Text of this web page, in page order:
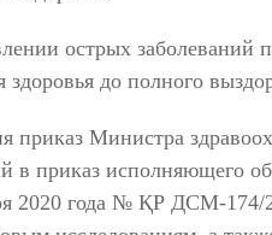
острых заболеваний
здоровья до полного
приказ Министра
в приказ исполняющего
2020 года № ҚР ДСМ-174/